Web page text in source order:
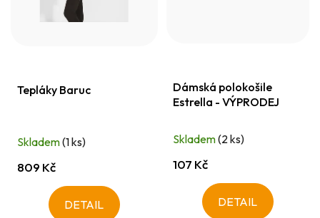
Tepláky Baruc
Skladem(1 ks)
809 Kč
DETAIL
Dámská polokošile
Estrella - VÝPRODEJ
Skladem(2 ks)
107 Kč
DETAIL